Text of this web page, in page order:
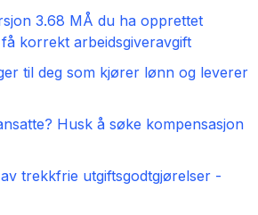
3.68 MÅ du ha opprettet
korrekt arbeidsgiveravgift
til deg som kjører lønn og leverer
Husk å søke kompensasjon
trekkfrie utgiftsgodtgjørelser -